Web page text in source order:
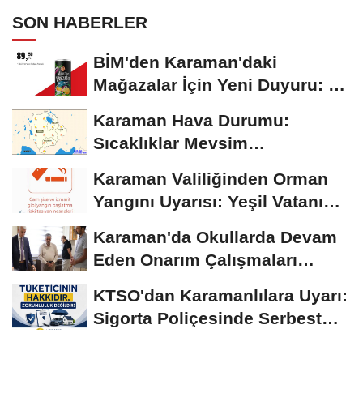
SON HABERLER
BİM'den Karaman'daki
Mağazalar İçin Yeni Duyuru: 11
Karaman Hava Durumu:
Sıcaklıklar Mevsim
Seyrediyor
Karaman Valiliğinden Orman
Yangını Uyarısı: Yeşil Vatanı
Karaman'da Okullarda Devam
Eden Onarım Çalışmaları
KTSO'dan Karamanlılara Uyarı:
Sigorta Poliçesinde Serbest